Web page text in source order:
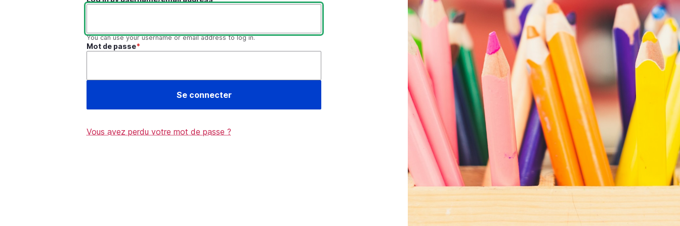
You can use your username or email address to log in.
Mot de passe
Vous avez perdu votre mot de passe ?